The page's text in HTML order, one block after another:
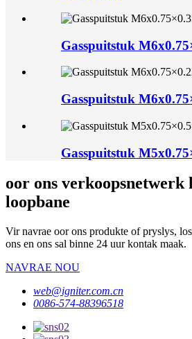
Gasspuitstuk
Gasspuitstuk
Gasspuitstuk
oor ons verkoopsnetwerk
loopbane
Vir navrae oor ons produkte of pryslys,
ons en ons sal binne 24 uur kontak maak.
NAVRAE NOU
web@igniter.com.cn
0086-574-88396518